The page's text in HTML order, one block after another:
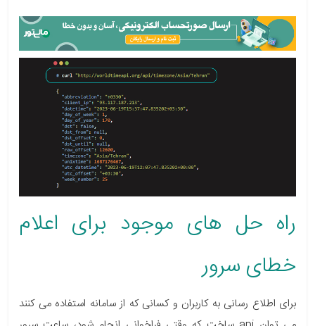
راه حل های موجود برای اعلام
خطای سرور
برای اطلاع رسانی به کاربران و کسانی که از سامانه استفاده می کنند